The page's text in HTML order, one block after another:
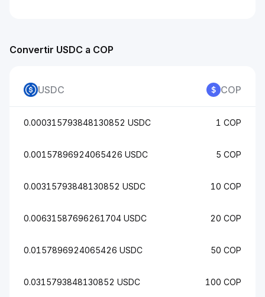
Convertir USDC a COP
USDC COP
0.000315793848130852 USDC 1 COP
0.00157896924065426 USDC 5 COP
0.00315793848130852 USDC 10 COP
0.00631587696261704 USDC 20 COP
0.0157896924065426 USDC 50 COP
0.0315793848130852 USDC 100 COP